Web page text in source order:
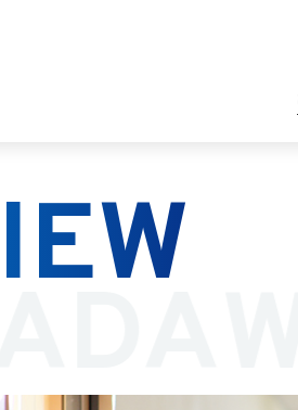
広告・印刷・情報 建設・設備・ 設計
る 子育て・教育 医療・福祉